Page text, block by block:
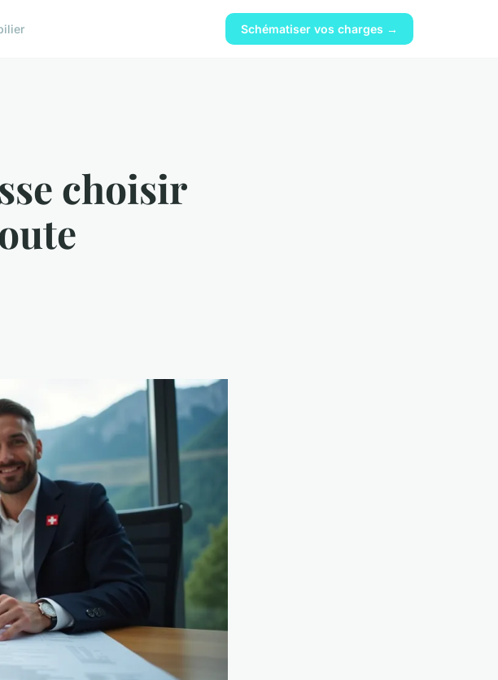
Schématiser vos charges →
choisir